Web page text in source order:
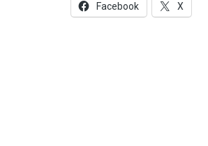
Facebook X